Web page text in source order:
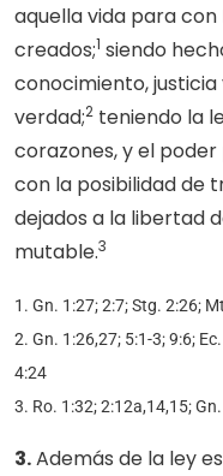
aquella vida para
creados;1 siendo
conocimiento,
verdad;2 teniendo la
corazones, y el
con la posibilidad de
dejados a la libertad
mutable.3
1. Gn. 1:27; 2:7; Stg. 2:26;
2. Gn. 1:26,27; 5:1-3; 9:6;
4:24
3. Ro. 1:32; 2:12a,14,15;
3.Además de la ley